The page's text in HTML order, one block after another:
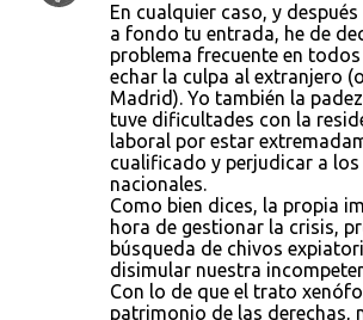
En cualquier caso, y
a fondo tu entrada, he de
problema frecuente en
echar la culpa al extranjero
Madrid). Yo también la
tuve dificultades con la
laboral por estar
cualificado y perjudicar a
nacionales.
Como bien dices, la propia
hora de gestionar la crisis,
búsqueda de chivos
disimular nuestra
Con lo de que el trato
patrimonio de las derechas,